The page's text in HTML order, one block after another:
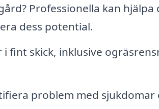
Professionella kan hjälpa
dess potential.
fint skick, inklusive
problem med sjukdomar